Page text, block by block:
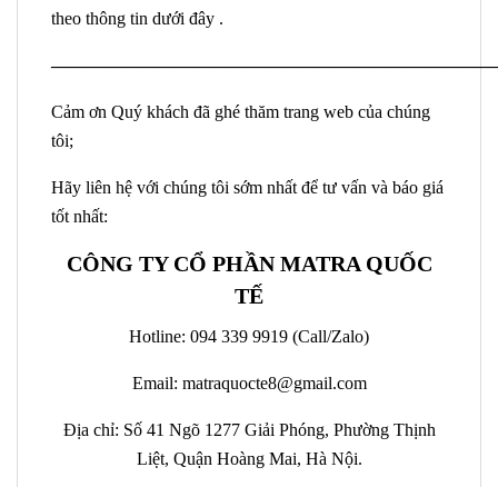
theo thông tin dưới đây .
Cảm ơn Quý khách đã ghé thăm trang web của chúng
tôi;
Hãy liên hệ với chúng tôi sớm nhất để tư vấn và báo giá
tốt nhất:
CÔNG TY CỔ PHẦN MATRA QUỐC
TẾ
Hotline: 094 339 9919 (Call/Zalo)
Email: matraquocte8@gmail.com
Địa chỉ: Số 41 Ngõ 1277 Giải Phóng, Phường Thịnh
Liệt, Quận Hoàng Mai, Hà Nội.